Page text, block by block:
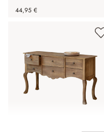
44,95 €